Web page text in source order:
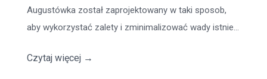
Augustówka został zaprojektowany w taki sposob,
aby wykorzystać zalety i zminimalizować wady istnie...
Czytaj więcej →